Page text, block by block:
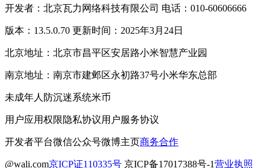
开发者：北京瓦力网络科技有限公司 电话：010-60606666
版本：13.5.0.70 更新时间：2025年3月24日
北京地址：北京市昌平区安居路小米智慧产业园
南京地址：南京市建邺区永初路37号小米华东总部
未成年人防沉迷系统米币
用户应用权限隐私协议用户服务协议
开发者平台微信公众号微博主页商务合作
@wali.com京ICP证110335号 京ICP备17017388号-1营业执照